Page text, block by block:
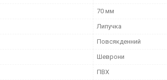
70 мм
Липучка
Повсякденний
Шеврони
ПВХ